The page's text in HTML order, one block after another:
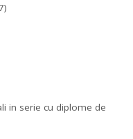
in serie cu diplome de